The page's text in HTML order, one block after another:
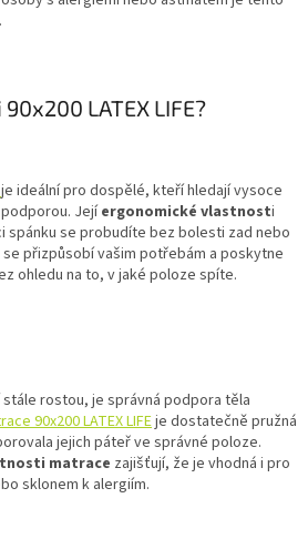
LATEX LIFE?
je ideální pro dospělé, kteří hledají vysoce
Jejíergonomické vlastnosti
spánku se probudíte bez bolesti zad nebo
přizpůsobí vašim potřebám a poskytne
ohledu na to, v jaké poloze spíte.
rostou, je správná podpora těla
90x200 LATEX LIFEje dostatečně pružná
jejich páteř ve správné poloze.
matrace zajišťují, že je vhodná i pro
sklonem k alergiím.